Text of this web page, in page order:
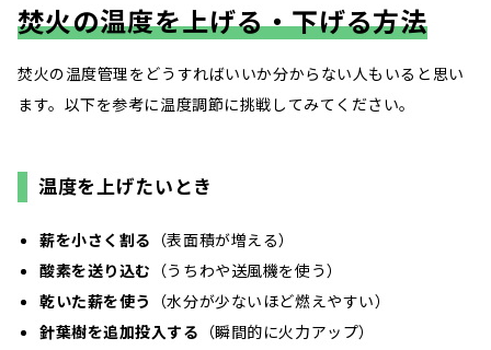
焚火の温度を上げる・下げる方法
焚火の温度管理をどうすればいいか分からない人もいると思い
ます。以下を参考に温度調節に挑戦してみてください。
温度を上げたいとき
薪を小さく割る （表面積が増える）
酸素を送り込む （うちわや送風機を使う）
乾いた薪を使う
（水分が少ないほど燃えやすい）
針葉樹を追加投入する （瞬間的に火力アップ）